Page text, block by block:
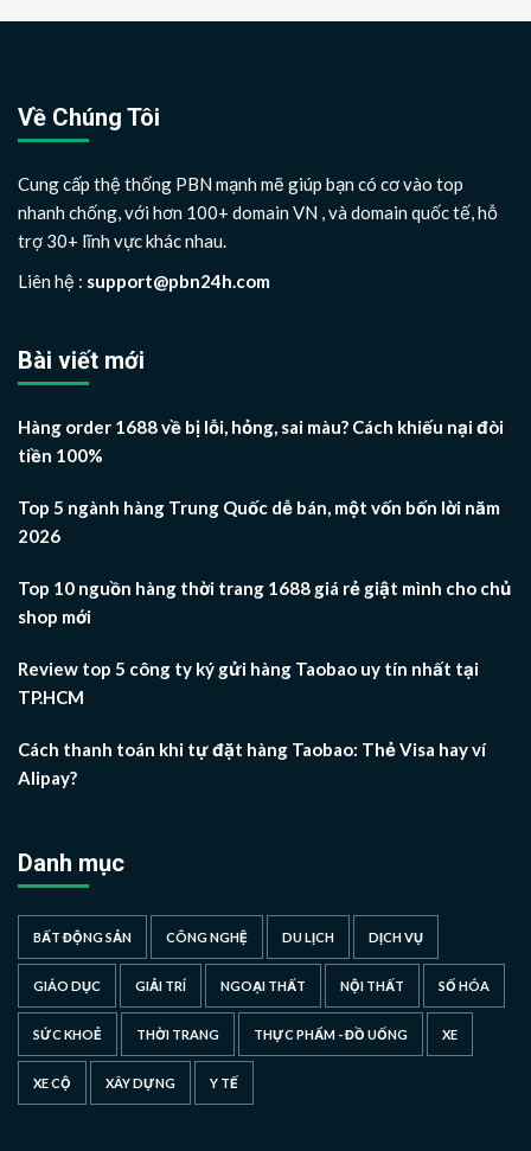
Về Chúng Tôi
Cung cấp thệ thống PBN mạnh mẽ giúp bạn có cơ vào top
nhanh chống, với hơn 100+ domain VN , và domain quốc tế, hỗ
trợ 30+ lĩnh vực khác nhau.
Liên hệ : support@pbn24h.com
Bài viết mới
Hàng order 1688 về bị lỗi, hỏng, sai màu? Cách khiếu nại đòi
tiền 100%
Top 5 ngành hàng Trung Quốc dễ bán, một vốn bốn lời năm
2026
Top 10 nguồn hàng thời trang 1688 giá rẻ giật mình cho chủ
shop mới
Review top 5 công ty ký gửi hàng Taobao uy tín nhất tại
TP.HCM
Cách thanh toán khi tự đặt hàng Taobao: Thẻ Visa hay ví
Alipay?
Danh mục
BẤT ĐỘNG SẢN CÔNG NGHỆ DU LỊCH DỊCH VỤ
GIÁO DỤC GIẢI TRÍ NGOẠI THẤT NỘI THẤT SỐ HÓA
SỨC KHOẺ THỜI TRANG THỰC PHẨM - ĐỒ UỐNG XE
XE CỘ XÂY DỰNG Y TẾ